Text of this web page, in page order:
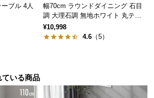
必要 省スペースでスッキリ
美しいデザイン
ブル 4人
幅70cm ラウンドダイニング 石目
調 大理石調 無地ホワイト 丸テー
ブル 2人掛け
¥10,998
4.6 （5）
いる商品